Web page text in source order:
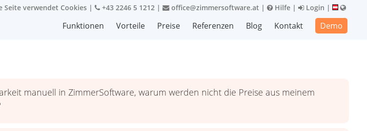
Seite verwendet Cookies | +43 2246 5 1212 | office@zimmersoftware.at | Hilfe | Login |
Funktionen Vorteile Preise Referenzen Blog Kontakt Demo
manuell in ZimmerSoftware, warum werden nicht die Preise aus meinem